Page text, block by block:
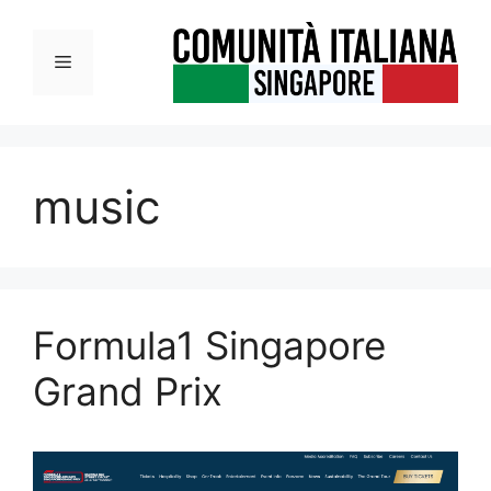
contenutoMenu
music
Formula1 Singapore
Grand Prix